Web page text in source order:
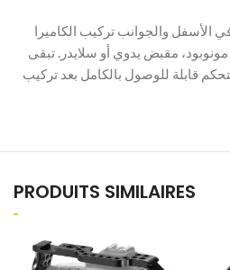
التثبيت 1/4 بوصة في الأسفل والجوانب تركيب الكاميرا
مونوبود، مقبض يدوي أو سلايدر. تبقى
قابلة للوصول بالكامل بعد تركيب
PRODUITS SIMILAIRES